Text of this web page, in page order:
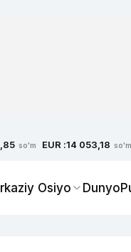
so'm EUR :14 053,18 so'm
Osiyo Dunyo